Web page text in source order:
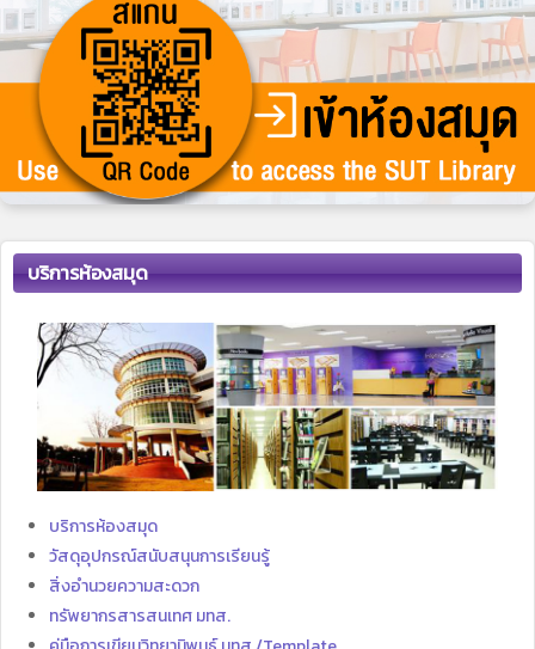
บริการห้องสมุด
บริการห้องสมุด
วัสดุอุปกรณ์สนับสนุนการเรียนรู้
สิ่งอำนวยความสะดวก
ทรัพยากรสารสนเทศ มทส.